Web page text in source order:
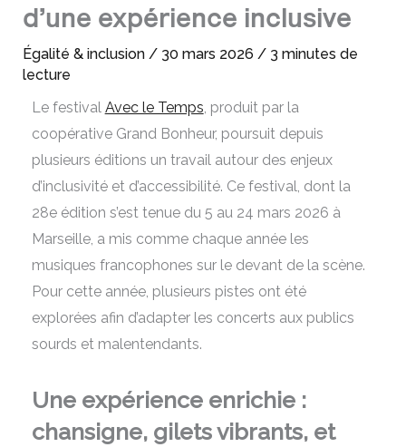
d’une expérience inclusive
Égalité & inclusion/ 30 mars 2026 / 3 minutes de
lecture
Le festival Avec le Temps, produit par la
coopérative Grand Bonheur, poursuit depuis
plusieurs éditions un travail autour des enjeux
d’inclusivité et d’accessibilité. Ce festival, dont la
28e édition s’est tenue du 5 au 24 mars 2026 à
Marseille, a mis comme chaque année les
musiques francophones sur le devant de la scène.
Pour cette année, plusieurs pistes ont été
explorées afin d’adapter les concerts aux publics
sourds et malentendants.
Une expérience enrichie :
chansigne, gilets vibrants, et